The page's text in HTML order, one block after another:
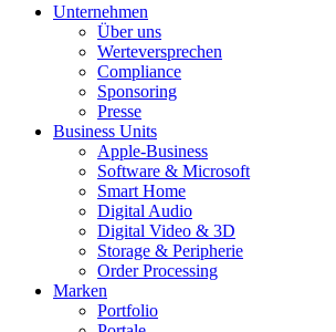
Unternehmen
Über uns
Werteversprechen
Compliance
Sponsoring
Presse
Business Units
Apple-Business
Software & Microsoft
Smart Home
Digital Audio
Digital Video & 3D
Storage & Peripherie
Order Processing
Marken
Portfolio